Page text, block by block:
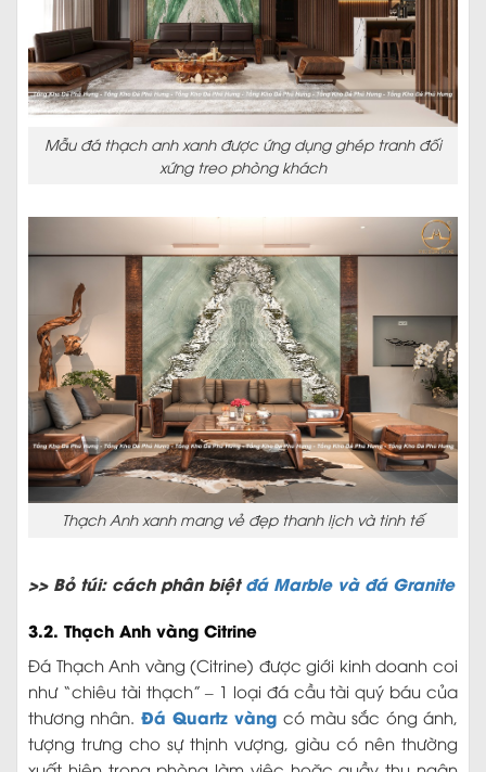
Mẫu đá thạch anh xanh được ứng dụng ghép tranh đối
xứng treo phòng khách
Thạch Anh xanh mang vẻ đẹp thanh lịch và tinh tế
>> Bỏ túi: cách phân biệtđá Marble và đá Granite
3.2. Thạch Anh vàng Citrine
Đá Thạch Anh vàng (Citrine) được giới kinh doanh coi
như “chiêu tài thạch” – 1 loại đá cầu tài quý báu của
thương nhân. Đá Quartz vàng có màu sắc óng ánh,
tượng trưng cho sự thịnh vượng, giàu có nên thường